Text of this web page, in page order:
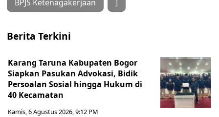
BPJS Ketenagakerjaan ]
Berita Terkini
Karang Taruna Kabupaten Bogor
Siapkan Pasukan Advokasi, Bidik
Persoalan Sosial hingga Hukum di
40 Kecamatan
Kamis, 6 Agustus 2026, 9:12 PM